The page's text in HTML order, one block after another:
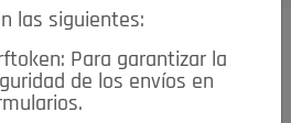
Ciencia&Tecnología
las siguientes:
Para garantizar la
de los envíos en